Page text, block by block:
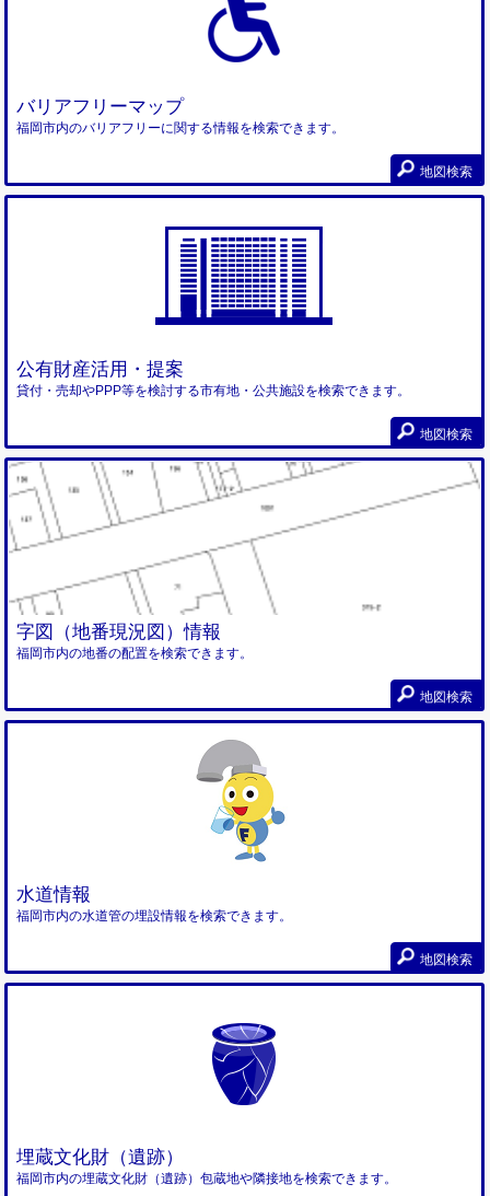
バリアフリーマップ
福岡市内のバリアフリーに関する情報を検索できます。
地図検索
公有財産活用・提案
貸付・売却やPPP等を検討する市有地・公共施設を検索できます。
地図検索
字図（地番現況図）情報
福岡市内の地番の配置を検索できます。
地図検索
水道情報
福岡市内の水道管の埋設情報を検索できます。
地図検索
埋蔵文化財（遺跡）
福岡市内の埋蔵文化財（遺跡）包蔵地や隣接地を検索できます。